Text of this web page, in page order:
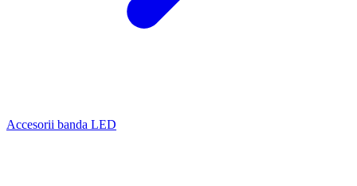
Accesorii banda LED